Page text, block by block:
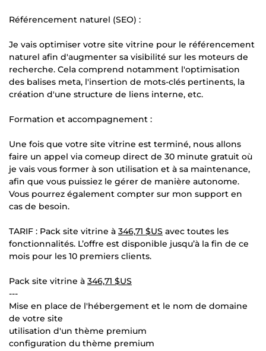
Référencement naturel (SEO) :
Je vais optimiser votre site vitrine pour le référencement
naturel afin d'augmenter sa visibilité sur les moteurs de
recherche. Cela comprend notamment l'optimisation
des balises meta, l'insertion de mots-clés pertinents, la
création d'une structure de liens interne, etc.
Formation et accompagnement :
Une fois que votre site vitrine est terminé, nous allons
faire un appel via comeup direct de 30 minute gratuit où
je vais vous former à son utilisation et à sa maintenance,
afin que vous puissiez le gérer de manière autonome.
Vous pourrez également compter sur mon support en
cas de besoin.
TARIF : Pack site vitrine à 346,71 $US avec toutes les
fonctionnalités. L’offre est disponible jusqu’à la fin de ce
mois pour les 10 premiers clients.
Pack site vitrine à 346,71 $US
---
Mise en place de l'hébergement et le nom de domaine
de votre site
utilisation d'un thème premium
configuration du thème premium